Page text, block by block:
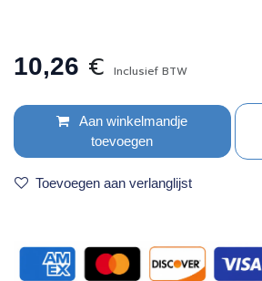
10,26 € Inclusief BTW
Aan winkelmandje
toevoegen
Toevoegen aan verlanglijst